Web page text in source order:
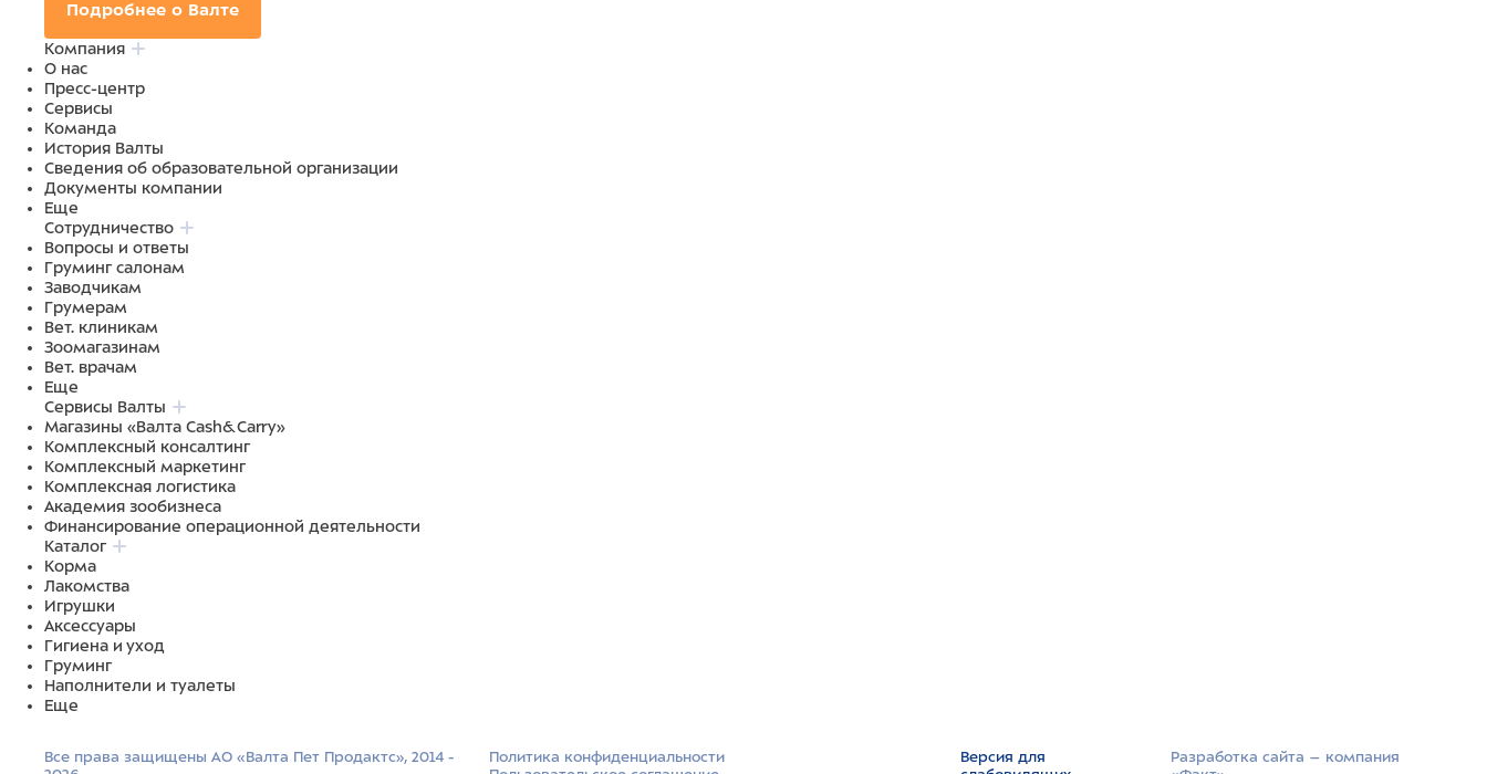
Подробнее о Валте
Компания
О нас
Пресс-центр
Сервисы
Команда
История Валты
Сведения об образовательной организации
Документы компании
Еще
Сотрудничество
Вопросы и ответы
Груминг салонам
Заводчикам
Грумерам
Вет. клиникам
Зоомагазинам
Вет. врачам
Еще
Сервисы Валты
Магазины «Валта Cash&Carry»
Комплексный консалтинг
Комплексный маркетинг
Комплексная логистика
Академия зообизнеса
Финансирование операционной деятельности
Каталог
Корма
Лакомства
Игрушки
Аксессуары
Гигиена и уход
Груминг
Наполнители и туалеты
Еще
Все права защищены АО «Валта Пет Продактс», 2014 -
Политика конфиденциальности
Версия для
Разработка сайта –­ компания